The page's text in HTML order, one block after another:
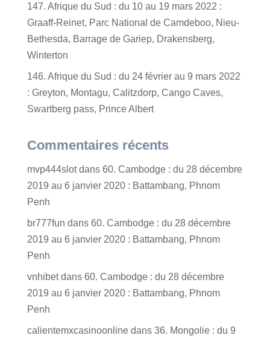
147. Afrique du Sud : du 10 au 19 mars 2022 :
Graaff-Reinet, Parc National de Camdeboo, Nieu-
Bethesda, Barrage de Gariep, Drakensberg,
Winterton
146. Afrique du Sud : du 24 février au 9 mars 2022
: Greyton, Montagu, Calitzdorp, Cango Caves,
Swartberg pass, Prince Albert
Commentaires récents
mvp444slotdans 60. Cambodge : du 28 décembre
2019 au 6 janvier 2020 : Battambang, Phnom
Penh
br777fun dans 60. Cambodge : du 28 décembre
2019 au 6 janvier 2020 : Battambang, Phnom
Penh
vnhibetdans 60. Cambodge : du 28 décembre
2019 au 6 janvier 2020 : Battambang, Phnom
Penh
calientemxcasinoonlinedans 36. Mongolie : du 9